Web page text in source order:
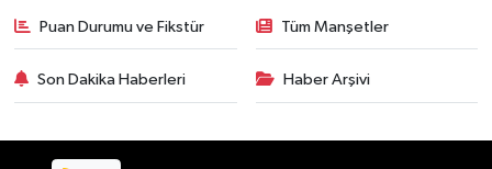
Puan Durumu ve Fikstür Tüm Manşetler
Son Dakika Haberleri Haber Arşivi